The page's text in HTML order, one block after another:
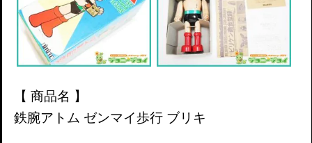
【 商品名 】
鉄腕アトム ゼンマイ歩行 ブリキ